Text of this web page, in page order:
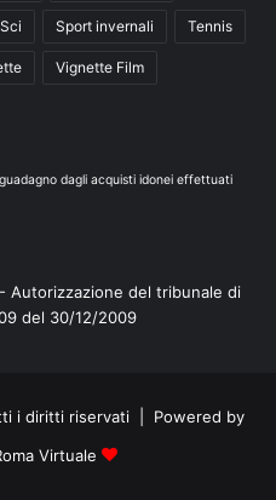
Sci Sport invernali Tennis
Vignette Film
dagli acquisti idonei effettuati
Autorizzazione del tribunale di
del 30/12/2009
i diritti riservati | Powered by
Virtuale